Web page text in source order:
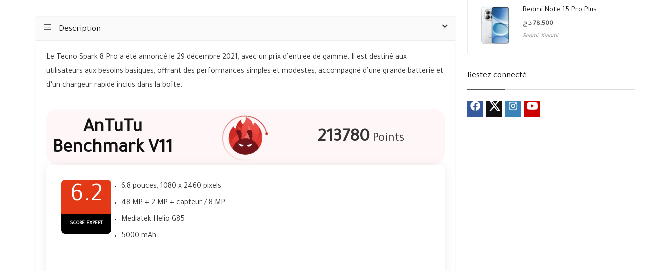
Description
Le Tecno Spark 8 Pro a été annoncé le 29 décembre 2021, avec un prix d’entrée de gamme. Il est destiné aux
utilisateurs aux besoins basiques, offrant des performances simples et modestes, accompagné d’une grande batterie et
d’un chargeur rapide inclus dans la boîte.
AnTuTu
Benchmark V11
213780Points
6.2
SCORE EXPERT
6,8 pouces, 1080 x 2460 pixels
48 MP + 2 MP + capteur / 8 MP
Mediatek Helio G85
5000 mAh
Redmi Note 15 Pro Plus
78,500 د.ج
Redmi, Xiaomi
Restez connecté